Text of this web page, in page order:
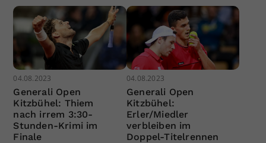
04.08.2023
Generali Open
Kitzbühel: Thiem
nach irrem 3:30-
Stunden-Krimi im
Finale
04.08.2023
Generali Open
Kitzbühel:
Erler/Miedler
verbleiben im
Doppel-Titelrennen